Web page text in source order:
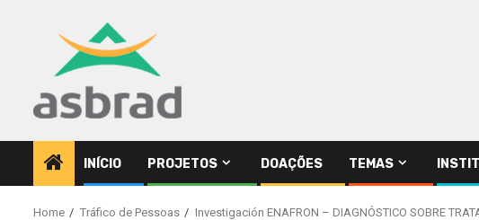
INÍCIO PROJETOS DOAÇÕES TEMAS
Home Tráfico de Pessoas Investigación ENAFRON – DIAGNÓSTICO SOBRE